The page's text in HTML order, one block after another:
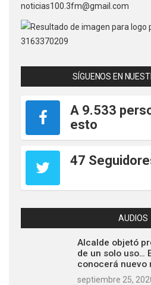
noticias100.3fm@gmail.com
3163370209
SÍGUENOS EN
A 9.533
esto
47
AUDIOS
Alcalde objetó
de un solo uso…
conocerá nuevo
septiembre 25,